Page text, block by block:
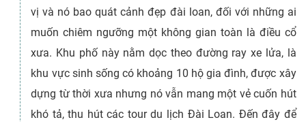
vị và nó bao quát cảnh đẹp đài loan, đối với những ai
muốn chiêm ngưỡng một không gian toàn là điều cổ
xưa. Khu phố này nằm dọc theo đường ray xe lửa, là
khu vực sinh sống có khoảng 10 hộ gia đình, được xây
dựng từ thời xưa nhưng nó vẫn mang một vẻ cuốn hút
khó tả, thu hút các tour du lịch Đài Loan. Đến đây để